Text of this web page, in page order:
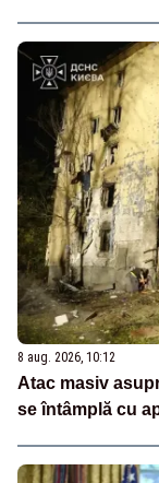
8 aug. 2026, 10:12
Atac masiv
se întâmplă cu